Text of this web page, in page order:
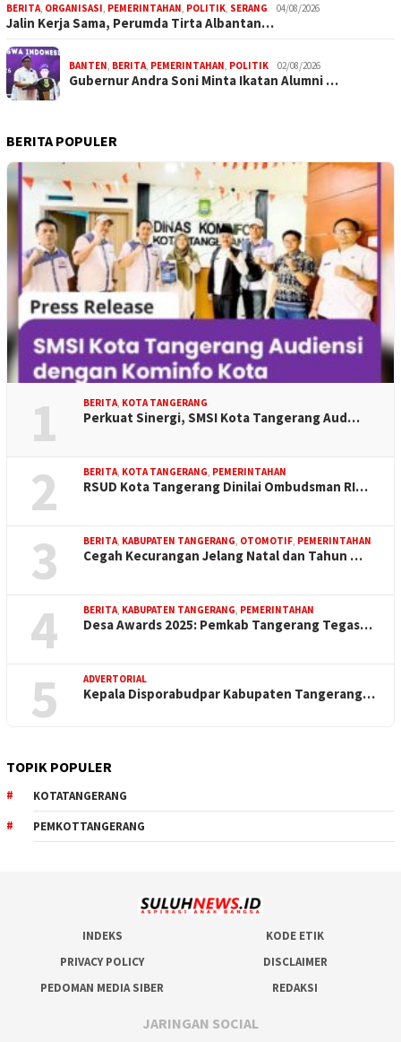
BERITA ORGANISASI PEMERINTAHAN POLITIK SERANG 04/08/2026
Jalin Kerja Sama, Perumda Tirta Albantan…
BANTEN BERITA PEMERINTAHAN POLITIK 02/08/2026
Gubernur Andra Soni Minta Ikatan Alumni …
BERITA POPULER
1 BERITA KOTA TANGERANG
Perkuat Sinergi, SMSI Kota Tangerang Aud…
2 BERITA KOTA TANGERANG PEMERINTAHAN
RSUD Kota Tangerang Dinilai Ombudsman RI…
3 BERITA KABUPATEN TANGERANG OTOMOTIF PEMERINTAHAN
Cegah Kecurangan Jelang Natal dan Tahun …
4 BERITA KABUPATEN TANGERANG PEMERINTAHAN
Desa Awards 2025: Pemkab Tangerang Tegas…
5 ADVERTORIAL
Kepala Disporabudpar Kabupaten Tangerang…
TOPIK POPULER
KOTATANGERANG
PEMKOTTANGERANG
INDEKS
KODE ETIK
PRIVACY POLICY
DISCLAIMER
PEDOMAN MEDIA SIBER
REDAKSI
JARINGAN SOCIAL